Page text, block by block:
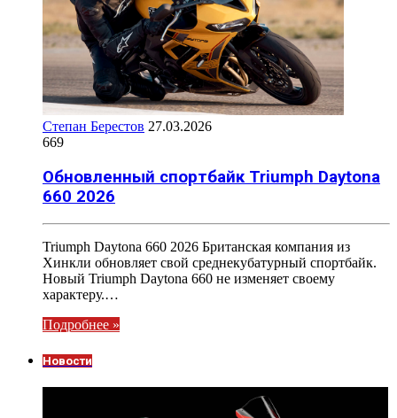
Степан Берестов 27.03.2026
669
Обновленный спортбайк Triumph Daytona
660 2026
Triumph Daytona 660 2026 Британская компания из
Хинкли обновляет свой среднекубатурный спортбайк.
Новый Triumph Daytona 660 не изменяет своему
характеру.…
Подробнее »
Новости